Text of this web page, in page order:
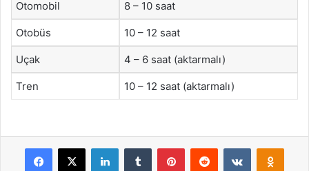
Otomobil 8 – 10 saat
Otobüs 10 – 12 saat
Uçak 4 – 6 saat (aktarmalı)
Tren 10 – 12 saat (aktarmalı)
Facebook
X LinkedInTumblr PinterestReddit VKontakte